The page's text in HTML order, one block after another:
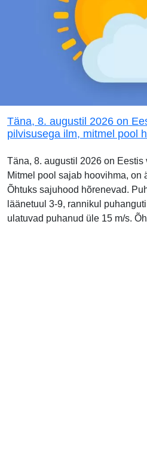
Täna, 8. augustil 2026 on
pilvisusega ilm, mitmel pool
Täna, 8. augustil 2026 on
Mitmel pool sajab hoovihma, on
Õhtuks sajuhood hõrenevad.
läänetuul 3-9, rannikul
ulatuvad puhanud üle 15 m/s.